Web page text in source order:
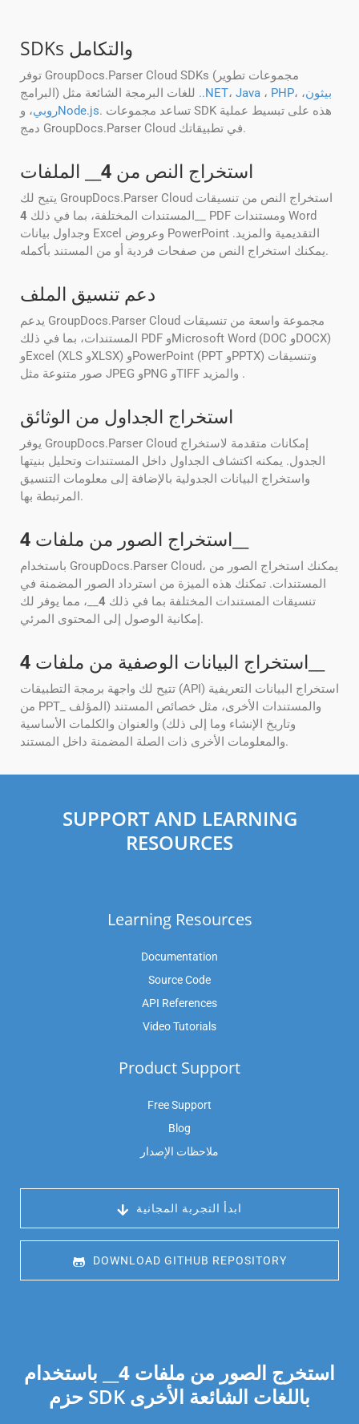
SDKs والتكامل
توفر GroupDocs.Parser Cloud SDKs (مجموعات تطوير
..NET، Java ، PHP، بيثون،
روبي، و Node.js. تساعد مجموعات SDK هذه على تبسيط عملية
دمج GroupDocs.Parser Cloud في تطبيقاتك.
استخراج النص من 4 __ الملفات
يتيح لك GroupDocs.Parser Cloud استخراج النص من تنسيقات
المستندات المختلفة، بما في ذلك 4
__ PDF ومستندات Word
وجداول بيانات Excel وعروض PowerPoint التقديمية والمزيد.
يمكنك استخراج النص من صفحات فردية أو من المستند بأكمله.
دعم تنسيق الملف
يدعم GroupDocs.Parser Cloud مجموعة واسعة من تنسيقات
المستندات، بما في ذلك PDF وMicrosoft Word (DOC وDOCX)
وExcel (XLS وXLSX) وPowerPoint (PPT وPPTX) وتنسيقات
صور متنوعة مثل JPEG وPNG وTIFF والمزيد .
استخراج الجداول من الوثائق
يوفر GroupDocs.Parser Cloud إمكانات متقدمة لاستخراج
الجدول. يمكنه اكتشاف الجداول داخل المستندات وتحليل بنيتها
واستخراج البيانات الجدولية بالإضافة إلى معلومات التنسيق
المرتبطة بها.
استخراج الصور من ملفات 4
باستخدام GroupDocs.Parser Cloud، يمكنك استخراج الصور من
المستندات. تمكنك هذه الميزة من استرداد الصور المضمنة في
تنسيقات المستندات المختلفة بما في ذلك 4 __، مما يوفر لك
إمكانية الوصول إلى المحتوى المرئي.
استخراج البيانات الوصفية من ملفات 4
تتيح لك واجهة برمجة التطبيقات (API) استخراج البيانات التعريفية
من PPT_ والمستندات الأخرى، مثل خصائص المستند (المؤلف
وتاريخ الإنشاء وما إلى ذلك) والعنوان والكلمات الأساسية
والمعلومات الأخرى ذات الصلة المضمنة داخل المستند.
SUPPORT AND LEARNING
RESOURCES
Learning Resources
Documentation
Source Code
API References
Video Tutorials
Product Support
Free Support
Blog
ملاحظات الإصدار
ابدأ التجربة المجانية
DOWNLOAD GITHUB REPOSITORY
استخرج الصور من ملفات 4 __ باستخدام
حزم SDK باللغات الشائعة الأخرى